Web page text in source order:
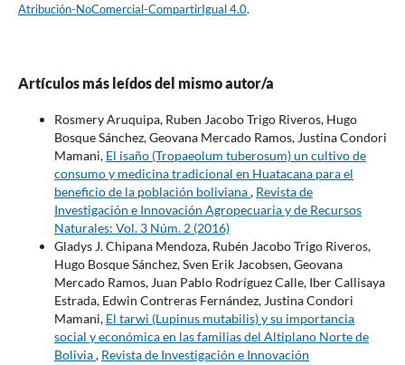
Atribución-NoComercial-CompartirIgual 4.0.
Artículos más leídos del mismo autor/a
Rosmery Aruquipa, Ruben Jacobo Trigo Riveros, Hugo
Bosque Sánchez, Geovana Mercado Ramos, Justina Condori
Mamani, El isaño (Tropaeolum tuberosum) un cultivo de
consumo y medicina tradicional en Huatacana para el
beneficio de la población boliviana, Revista de
Investigación e Innovación Agropecuaria y de Recursos
Naturales: Vol. 3 Núm. 2 (2016)
Gladys J. Chipana Mendoza, Rubén Jacobo Trigo Riveros,
Hugo Bosque Sánchez, Sven Erik Jacobsen, Geovana
Mercado Ramos, Juan Pablo Rodríguez Calle, Iber Callisaya
Estrada, Edwin Contreras Fernández, Justina Condori
Mamani, El tarwi (Lupinus mutabilis) y su importancia
social y económica en las familias del Altiplano Norte de
Bolivia, Revista de Investigación e Innovación